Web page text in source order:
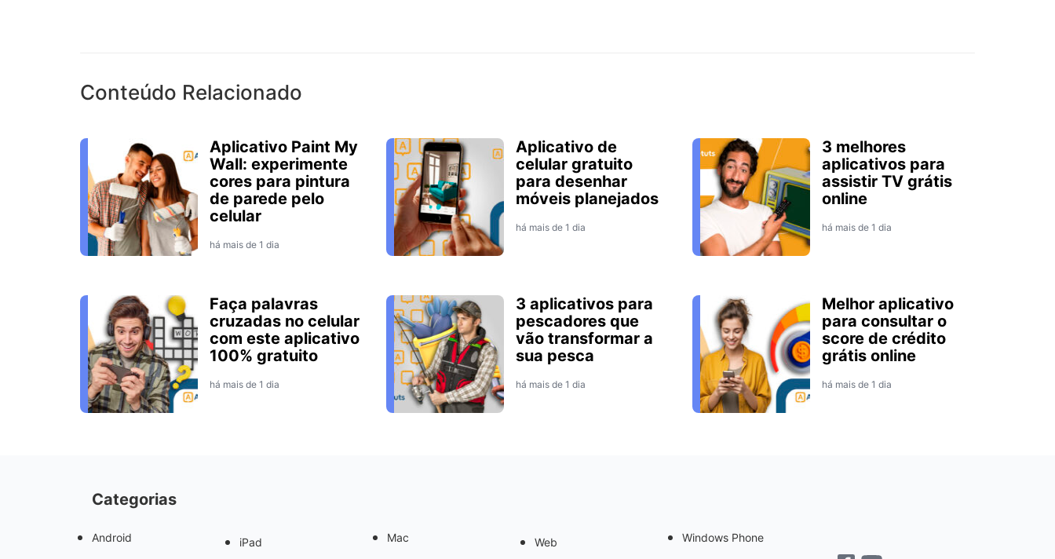
Conteúdo Relacionado
Aplicativo Paint My
Wall: experimente
cores para pintura
de parede pelo
celular
há mais de 1 dia
Aplicativo de
celular gratuito
para desenhar
móveis planejados
há mais de 1 dia
3 melhores
aplicativos para
assistir TV grátis
online
há mais de 1 dia
Faça palavras
cruzadas no celular
com este aplicativo
100% gratuito
há mais de 1 dia
3 aplicativos para
pescadores que
vão transformar a
sua pesca
há mais de 1 dia
Melhor aplicativo
para consultar o
score de crédito
grátis online
há mais de 1 dia
Categorias
Android iPad Mac Web Windows Phone